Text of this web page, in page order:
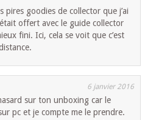
pires goodies de collector que j’ai
offert avec le guide collector
fini. Ici, cela se voit que c’est
6 janvier 2016
sur ton unboxing car le
pc et je compte me le prendre.